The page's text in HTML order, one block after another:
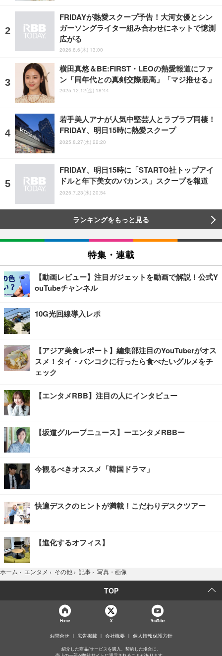
FRIDAYが熱愛スクープ予告！大河女優とシン
ガーソングライター組み合わせにネットで憶測
広がる
2026.8.6(木) 13:00
横田真悠＆BE:FIRST・LEOの熱愛報道にファ
ン「同年代との真剣交際最高」「マジ推せる」
2025.12.12(金) 18:44
若手美人アナが人気中堅芸人とラブラブ同棲！
FRIDAY、明日15時に熱愛スクープ
2025.8.27(水) 22:20
FRIDAY、明日15時に「STARTO社トップアイ
ドルと年下美女のバカンス」スクープを報道
2025.7.23(水) 20:54
ランキングをもっと見る
特集・連載
【動画レビュー】注目ガジェットを動画で解説！公式Y
ouTubeチャンネル
10G光回線導入レポ
【アジア美食レポート】編集部注目のYouTuberがオス
スメ！タイ・バンコクに行ったら食べたいグルメをチ
ェック
【エンタメRBB】注目の人にインタビュー
【坂道グループニュース】ーエンタメRBBー
今観るべきオススメ「韓国ドラマ」
快適デスクのヒントが満載！こだわりデスクツアー
【進化するオフィス】
ホーム › エンタメ › その他 › 記事 › 写真・画像
TOP
Home X YouTube
お問合せ 広告掲載 会社概要 個人情報保護方針
紹介した商品/サービスを購入、契約した場合に、